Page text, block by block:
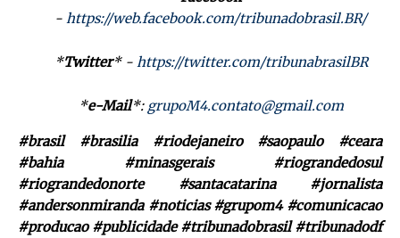
- https://web.facebook.com/tribunadobrasil.BR/
*Twitter* - https://twitter.com/tribunabrasilBR
*e-Mail*: grupoM4.contato@gmail.com
#brasil #brasilia #riodejaneiro #saopaulo #ceara
#bahia #minasgerais #riograndedosul
#riograndedonorte #santacatarina #jornalista
#andersonmiranda #noticias #grupom4 #comunicacao
#producao #publicidade #tribunadobrasil #tribunadodf